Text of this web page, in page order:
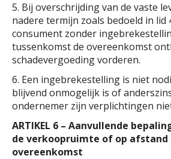
5. Bij overschrijding van de vaste
nadere termijn zoals bedoeld in lid
consument zonder
tussenkomst de overeenkomst
schadevergoeding vorderen.
6. Een ingebrekestelling is niet
blijvend onmogelijk is of
ondernemer zijn verplichtingen
ARTIKEL 6 – Aanvullende
de verkoopruimte of op afstand
overeenkomst